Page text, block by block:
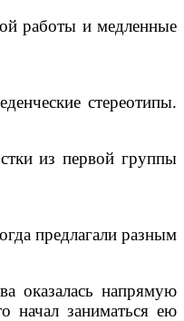
работы и медленные
стереотипы.
из первой группы
предлагали разным
оказалась напрямую
начал заниматься ею